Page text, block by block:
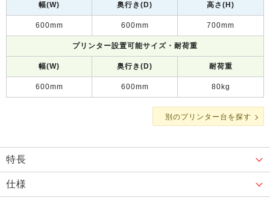
幅(W) 奥行き(D) 高さ(H)
600mm 600mm 700mm
プリンター設置可能サイズ・耐荷重
幅(W) 奥行き(D) 耐荷重
600mm 600mm 80kg
別のプリンター台を探す
特長
仕様